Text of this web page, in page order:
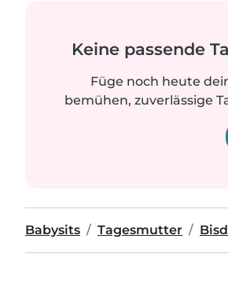
Keine passende
Füge noch heute
bemühen, zuverlässige
Babysits Tagesmutter